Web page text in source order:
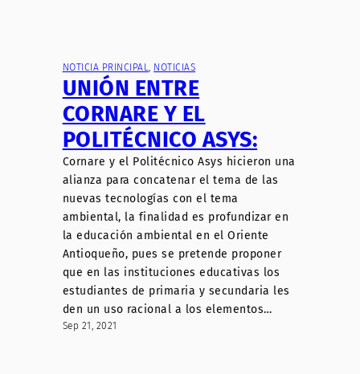
NOTICIA PRINCIPAL NOTICIAS
UNIÓN ENTRE
CORNARE Y EL
POLITÉCNICO ASYS:
Cornare y el Politécnico Asys hicieron una
alianza para concatenar el tema de las
nuevas tecnologías con el tema
ambiental, la finalidad es profundizar en
la educación ambiental en el Oriente
Antioqueño, pues se pretende proponer
que en las instituciones educativas los
estudiantes de primaria y secundaria les
den un uso racional a los elementos…
Sep 21, 2021